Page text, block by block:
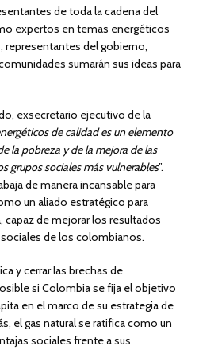
de toda la cadena del
expertos en temas energéticos
representantes del gobierno,
sumarán sus ideas para
exsecretario ejecutivo de la
de calidad es un elemento
la pobreza y de la mejora de las
grupos sociales más vulnerables”.
de manera incansable para
un aliado estratégico para
capaz de mejorar los resultados
de los colombianos.
y cerrar las brechas de
si Colombia se fija el objetivo
en el marco de su estrategia de
el gas natural se ratifica como un
sociales frente a sus